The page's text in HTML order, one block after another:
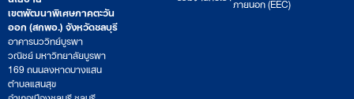
เขตพัฒนาพิเศษภาคตะวัน
ออก (สกพอ.) จังหวัดชลบุรี
อาคารนววิทย์บูรพา
วณิชย์ มหาวิทยาลัยบูรพา
169 ถนนลงหาดบางแสน
ตำบลแสนสุข